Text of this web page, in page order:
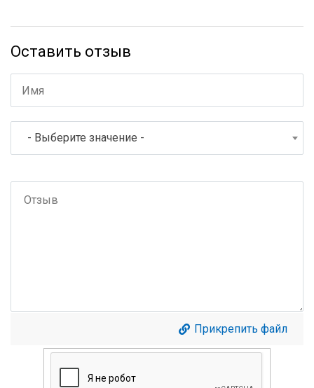
Оставить отзыв
- Выберите значение -
Прикрепить файл